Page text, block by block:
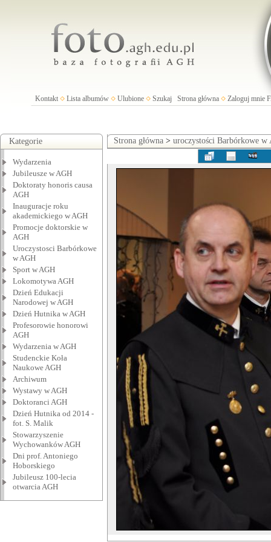
Kontakt Lista albumów Ulubione Szukaj Strona główna Zaloguj mnie
Kategorie
Wydarzenia
Jubileusze w AGH
Doktoraty honoris causa
AGH
Inauguracje roku
akademickiego w AGH
Promocje doktorskie w
AGH
Uroczystosci Barbórkowe
w AGH
Sport w AGH
Lokomotywa AGH
Dzień Edukacji
Narodowej w AGH
Dzień Hutnika w AGH
Profesorowie honorowi
AGH
Wydarzenia w AGH
Studenckie Koła
Naukowe AGH
Archiwum
Wystawy w AGH
Doktoranci AGH
Dzień Hutnika od 2014 -
fot. S. Malik
Stowarzyszenie
Wychowanków AGH
Dni prof. Antoniego
Hoborskiego
Jubileusz 100-lecia
otwarcia AGH
Strona główna > uroczystości Barbórkowe w